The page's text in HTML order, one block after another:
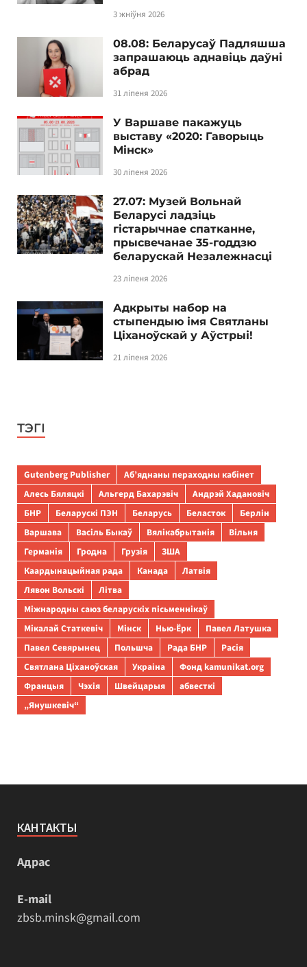
3 жніўня 2026
08.08: Беларусаў Падляшша
запрашаюць аднавіць даўні
абрад
31 ліпеня 2026
У Варшаве пакажуць
выставу «2020: Гаворыць
Мінск»
30 ліпеня 2026
27.07: Музей Вольнай
Беларусі ладзіць
гістарычнае спатканне,
прысвечанае 35-годдзю
беларускай Незалежнасці
23 ліпеня 2026
Адкрыты набор на
стыпендыю імя Святланы
Ціханоўскай у Аўстрыі!
21 ліпеня 2026
ТЭГІ
Gutenberg Publisher
Аб’яднаны пераходны кабінет
Алесь Бяляцкі
Альгерд Бахарэвіч
Андрэй Хадановіч
БНР
Беларускі ПЭН Беларусь Беласток
Берлін
Варшава
Васіль Быкаў Вялікабрытанія
Вільня
Германія
Гродна Грузія
ЗША
Каардынацыйная рада
Канада
Латвія
Лявон Вольскі
Літва
Міжнародны саюз беларускіх пісьменнікаў
Мікалай Статкевіч
Мінск Нью-Ёрк
Павел Латушка
Павел Севярынец
Польшча Рада БНР
Расія
Святлана Ціханоўская
Украіна
Фонд kamunikat.org
Францыя
Чэхія Швейцарыя
абвесткі
„Янушкевіч“
КАНТАКТЫ
Адрас
E-mail
zbsb.minsk@gmail.com